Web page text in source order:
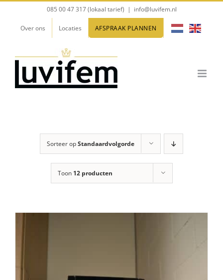
085 00 47 317 (lokaal tarief) | info@luvifem.nl
Over ons Locaties AFSPRAAK PLANNEN
Sorteer opStandaardvolgorde
Toon 12 producten